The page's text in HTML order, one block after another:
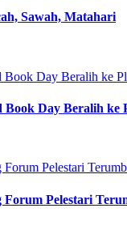
Sawah, Matahari
Day Beralih ke
Forum Pelestari